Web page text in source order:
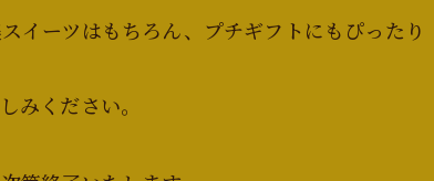
イーツはもちろん、プチギフトにもぴったり
みください。